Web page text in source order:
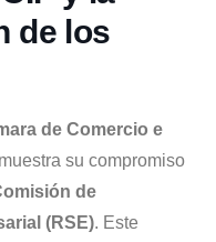
de los
de Comercio e
su compromiso
de
(RSE). Este